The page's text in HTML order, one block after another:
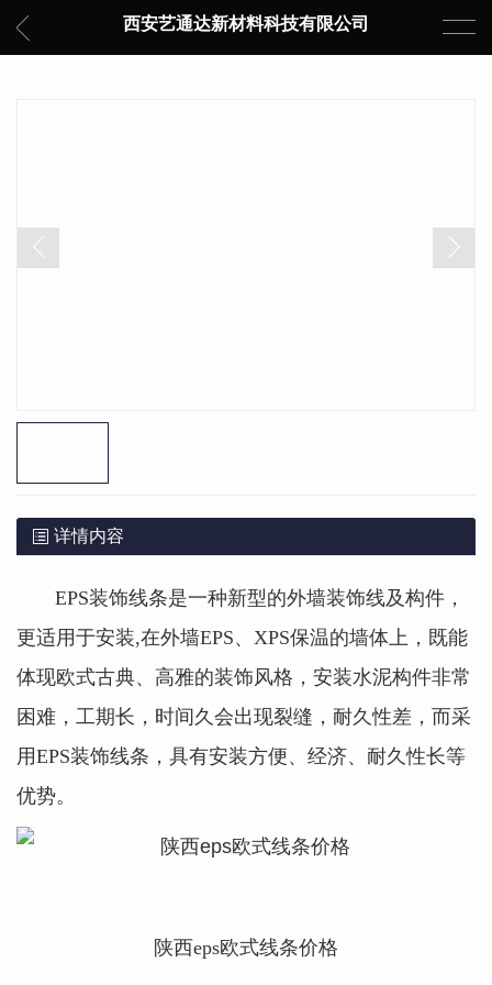
西安艺通达新材料科技有限公司
详情内容
EPS装饰线条是一种新型的外墙装饰线及构件，
更适用于安装,在外墙EPS、XPS保温的墙体上，既能
体现欧式古典、高雅的装饰风格，安装水泥构件非常
困难，工期长，时间久会出现裂缝，耐久性差，而采
用EPS装饰线条，具有安装方便、经济、耐久性长等
优势。
陕西eps欧式线条价格